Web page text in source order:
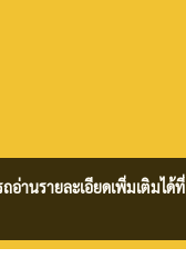
อ่านรายละเอียดเพิ่มเติมได้ที่